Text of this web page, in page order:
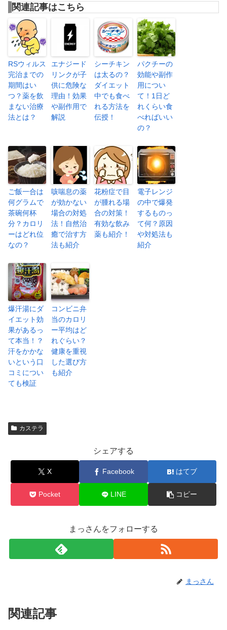
関連記事はこちら
RSウィルス
完治までの
期間はい
つ？薬を飲
まない治療
法とは？
エナジード
リンクが子
供に危険な
理由！効果
や副作用で
解説
シーチキン
は太るの？
ダイエット
中でも食べ
れる方法を
伝授！
パクチーの
効能や副作
用につい
て！1日ど
れくらい食
べればいい
の？
ご飯一合は
何グラムで
茶碗何杯
分？カロリ
ーはどれ位
なの？
咳喘息の薬
が効かない
場合の対処
法！自然治
癒で治す方
法も紹介
花粉症で目
が腫れる場
合の対策！
有効な飲み
薬も紹介！
電子レンジ
の中で爆発
するものっ
て何？原因
や対処法も
紹介
爆汗湯にダ
イエット効
果があるっ
て本当！？
汗をかかな
いという口
コミについ
ても検証
コンビニ弁
当のカロリ
ー平均はど
れぐらい？
健康を重視
した選び方
も紹介
カステラ
シェアする
X Facebook はてブ
Pocket LINE コピー
まっさんをフォローする
まっさん
関連記事